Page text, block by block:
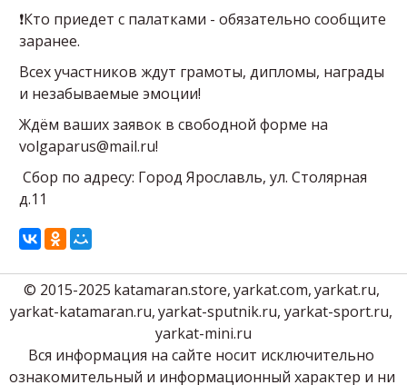
❗Кто приедет с палатками - обязательно сообщите
заранее.
Всех участников ждут грамоты, дипломы, награды
и незабываемые эмоции!
Ждём ваших заявок в свободной форме на
volgaparus@mail.ru!
Сбор по адресу: Город Ярославль, ул. Столярная
д.11
© 2015-2025 katamaran.store, yarkat.com, yarkat.ru
yarkat-katamaran.ru, yarkat-sputnik.ru, yarkat-sport.ru,
yarkat-mini.ru
Вся информация на сайте носит исключительно
ознакомительный и информационный характер и ни